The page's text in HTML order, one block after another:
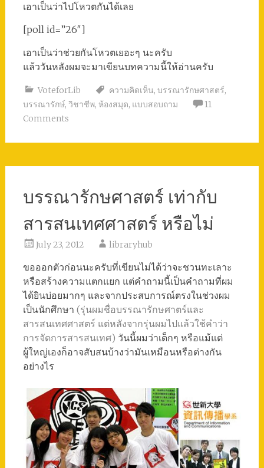
เอาเป็นว่าไปโหวตกันได้เลย
[poll id=”26″]
เอาเป็นว่าช่วยกันโหวตเยอะๆ นะครับ
แล้ววันหลังผมจะมาเขียนบทความนี้ให้อ่านครับ
VoteforLib ความคิดเห็น, บรรณารักษศาสตร์,
บรรณารักษ์, วิชาชีพ, ห้องสมุด, แบบสอบถาม
11
Comments
บรรณารักษศาสตร์ เท่ากับ
สารสนเทศศาสตร์ หรือไม่
July 23, 2012 libraryhub
ขอออกตัวก่อนนะครับที่เขียนไม่ได้ว่าจะชวนทะเลาะ
หรือสร้างความแตกแยก แต่คำถามนี้เป็นคำถามที่ผม
ได้ยินบ่อยมากๆ และจากประสบการณ์ตรงในช่วงผม
เป็นนักศึกษา (รุ่นผมชื่อบรรณารักษศาตร์และ
สารสนเทศศาสตร์ แต่หลังจากรุ่นผมไปแล้วใช้คำว่า
การจัดการสารสนเทศ) วันนี้ผมว่าเด็กๆ หรือแม้แต่
ผู้ใหญ่เองก็อาจสับสนบ้างว่ามันเหมือนหรือต่างกัน
อย่างไร